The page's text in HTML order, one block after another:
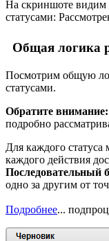
На скриншоте видим
статусами:
Общая логика
Посмотрим общую
статусами.
Обратите внимание:
подробно
Для каждого
каждого действия
Последовательный
одно за другим от
Подробнее...